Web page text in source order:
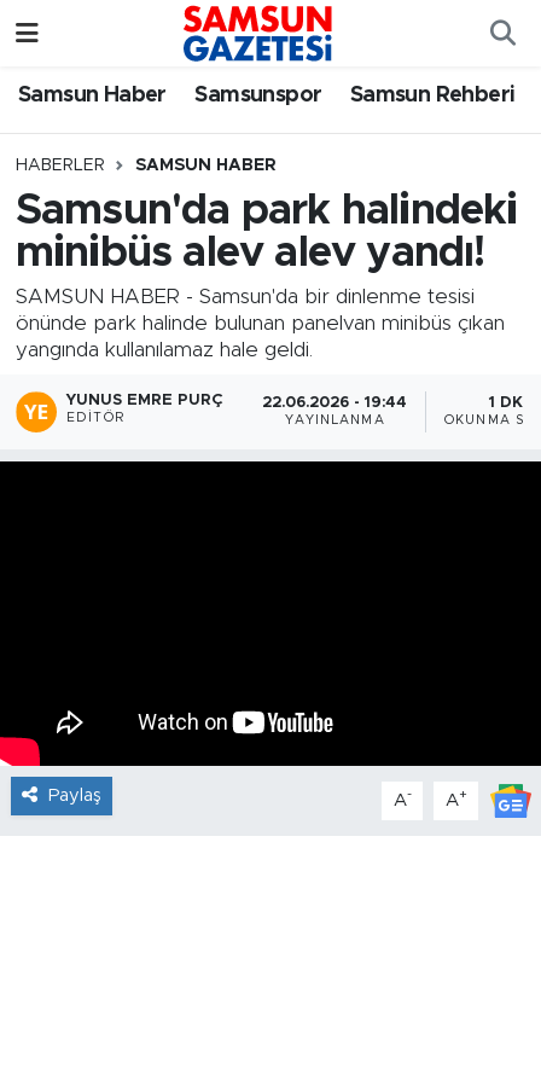
Samsun Haber Samsunspor Samsun Rehberi
HABERLER SAMSUN HABER
Samsun'da park halindeki
minibüs alev alev yandı!
SAMSUN HABER - Samsun'da bir dinlenme tesisi
önünde park halinde bulunan panelvan minibüs çıkan
yangında kullanılamaz hale geldi.
YUNUS EMRE PURÇ
EDITÖR
22.06.2026 - 19:44
YAYINLANMA
1 DK
OKUNMA
Paylaş A- A+
Samsun Haber
Samsun Rehberi
Samsun Nöbetçi Eczaneler
SAMSUN Namaz Vakitleri
Samsun Trafik Yoğunluk Haritası
Süper Lig Puan Durumu ve Fikstür
Tüm Manşetler
Son Dakika Haberleri